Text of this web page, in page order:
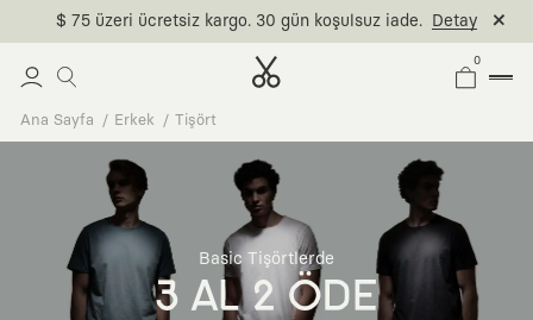
$ 75 üzeri ücretsiz kargo. 30 gün koşulsuz iade. Detay
0
Ana Sayfa Erkek Tişört
Basic Tişörtlerde
3 AL 2 ÖDE